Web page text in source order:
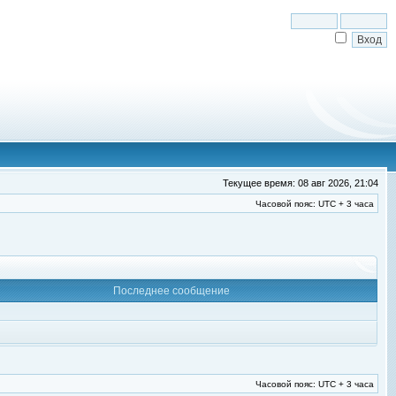
Текущее время: 08 авг 2026, 21:04
Часовой пояс: UTC + 3 часа
Последнее сообщение
Часовой пояс: UTC + 3 часа